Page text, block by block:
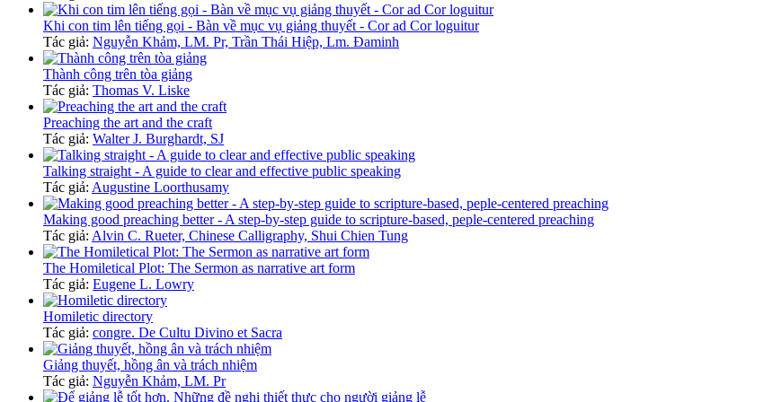
Khi con tim lên tiếng gọi - Bàn về mục vụ giảng thuyết - Cor ad Cor loguitur
Tác giả: Nguyễn Khảm, LM. Pr, Trần Thái Hiệp, Lm. Đaminh
Thành công trên tòa giảng
Tác giả: Thomas V. Liske
Preaching the art and the craft
Tác giả: Walter J. Burghardt, SJ
Talking straight - A guide to clear and effective public speaking
Tác giả: Augustine Loorthusamy
Making good preaching better - A step-by-step guide to scripture-based, peple-centered preaching
Tác giả: Alvin C. Rueter, Chinese Calligraphy, Shui Chien Tung
The Homiletical Plot: The Sermon as narrative art form
Tác giả: Eugene L. Lowry
Homiletic directory
Tác giả: congre. De Cultu Divino et Sacra
Giảng thuyết, hồng ân và trách nhiệm
Tác giả: Nguyễn Khảm, LM. Pr